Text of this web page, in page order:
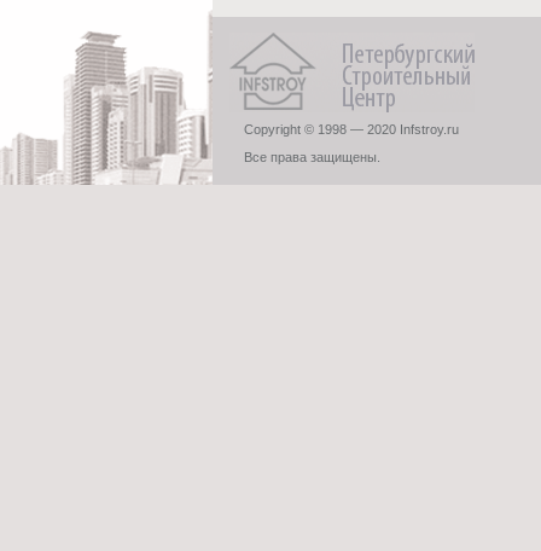
Copyright © 1998 — 2020 Infstroy.ru
Все права защищены.